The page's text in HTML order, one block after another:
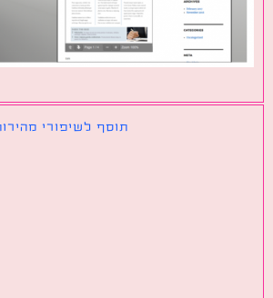
תוסף לשיפורי מהירות מצוין